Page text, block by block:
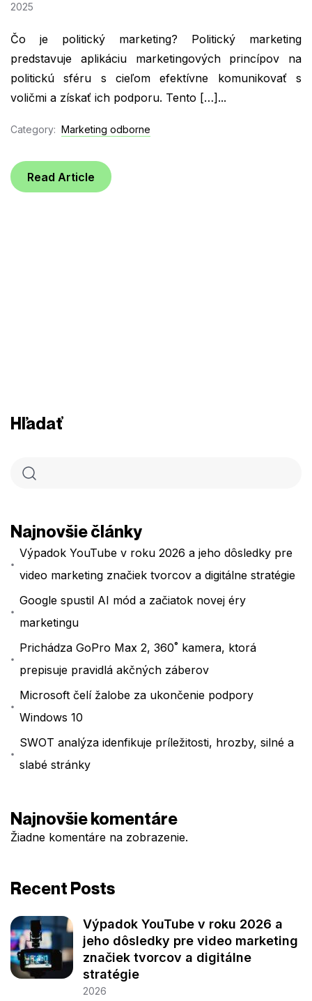
2025
Čo je politický marketing? Politický marketing
predstavuje aplikáciu marketingových princípov na
politickú sféru s cieľom efektívne komunikovať s
voličmi a získať ich podporu. Tento […]...
Category: Marketing odborne
Read Article
Hľadať
Najnovšie články
Výpadok YouTube v roku 2026 a jeho dôsledky pre
video marketing značiek tvorcov a digitálne stratégie
Google spustil AI mód a začiatok novej éry
marketingu
Prichádza GoPro Max 2, 360˚ kamera, ktorá
prepisuje pravidlá akčných záberov
Microsoft čelí žalobe za ukončenie podpory
Windows 10
SWOT analýza idenfikuje príležitosti, hrozby, silné a
slabé stránky
Najnovšie komentáre
Žiadne komentáre na zobrazenie.
Recent Posts
Výpadok YouTube v roku 2026 a
jeho dôsledky pre video marketing
značiek tvorcov a digitálne
stratégie
2026